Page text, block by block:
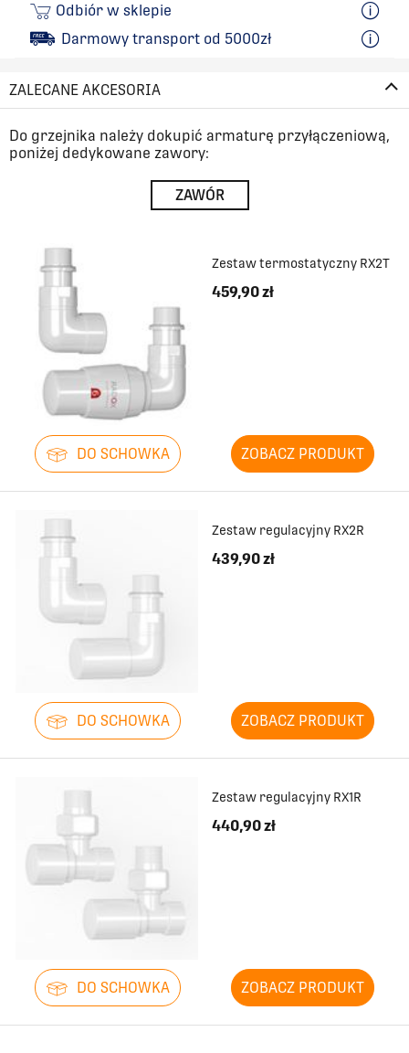
Odbiór w sklepie
Darmowy transport od 5000zł
ZALECANE AKCESORIA
Do grzejnika należy dokupić armaturę przyłączeniową,
poniżej dedykowane zawory:
ZAWÓR
Zestaw termostatyczny RX2T
459,90 zł
DO SCHOWKA ZOBACZ PRODUKT
Zestaw regulacyjny RX2R
439,90 zł
DO SCHOWKA ZOBACZ PRODUKT
Zestaw regulacyjny RX1R
440,90 zł
DO SCHOWKA ZOBACZ PRODUKT